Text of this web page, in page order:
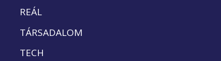
REÁL
TÁRSADALOM
TECH